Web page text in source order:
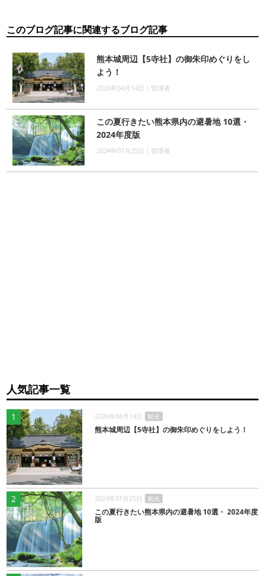
このブログ記事に関連するブログ記事
熊本城周辺【5寺社】の御朱印めぐりをし
よう！
2026年04月14日｜管理者
この夏行きたい熊本県内の避暑地 10選・
2024年度版
2024年07月25日｜管理者
人気記事一覧
1 2026年04月14日 観光
熊本城周辺【5寺社】の御朱印めぐりをしよう！
2 2024年07月25日 観光
この夏行きたい熊本県内の避暑地 10選・ 2024年度
版